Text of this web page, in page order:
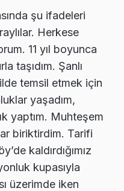
şu ifadeleri
Herkese
11 yıl boyunca
taşıdım. Şanlı
temsil etmek için
yaşadım,
yaptım. Muhteşem
biriktirdim. Tarifi
kaldırdığımız
kupasıyla
üzerimde iken